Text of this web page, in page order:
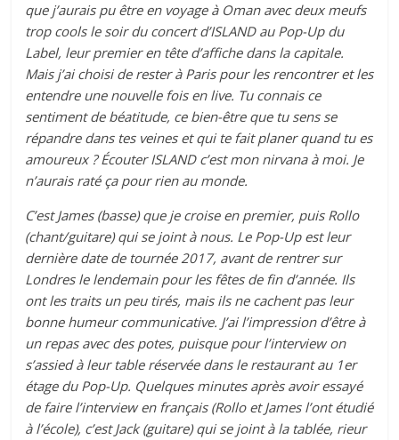
que j’aurais pu être en voyage à Oman avec deux meufs
trop cools le soir du concert d’ISLAND au Pop-Up du
Label, leur premier en tête d’affiche dans la capitale.
Mais j’ai choisi de rester à Paris pour les rencontrer et les
entendre une nouvelle fois en live. Tu connais ce
sentiment de béatitude, ce bien-être que tu sens se
répandre dans tes veines et qui te fait planer quand tu es
amoureux ? Écouter ISLAND c’est mon nirvana à moi. Je
n’aurais raté ça pour rien au monde.
C’est James (basse) que je croise en premier, puis Rollo
(chant/guitare) qui se joint à nous. Le Pop-Up est leur
dernière date de tournée 2017, avant de rentrer sur
Londres le lendemain pour les fêtes de fin d’année. Ils
ont les traits un peu tirés, mais ils ne cachent pas leur
bonne humeur communicative. J’ai l’impression d’être à
un repas avec des potes, puisque pour l’interview on
s’assied à leur table réservée dans le restaurant au 1er
étage du Pop-Up. Quelques minutes après avoir essayé
de faire l’interview en français (Rollo et James l’ont étudié
à l’école), c’est Jack (guitare) qui se joint à la tablée, rieur